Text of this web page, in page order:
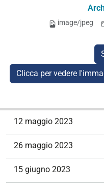
image/jpeg
Clicca per vedere
12 maggio 2023
26 maggio 2023
15 giugno 2023